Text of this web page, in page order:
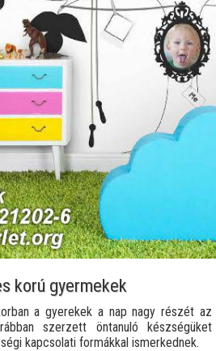
korú gyermekek
a gyerekek a nap nagy részét az
szerzett öntanuló készségüket
kapcsolati formákkal ismerkednek.